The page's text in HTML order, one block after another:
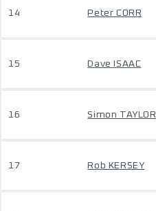
14 Peter CORR
15 Dave ISAAC
16 Simon TAYLOR
17 Rob KERSEY